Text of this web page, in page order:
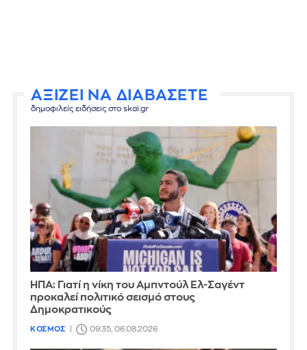
ΑΞΙΖΕΙ ΝΑ ΔΙΑΒΑΣΕΤΕ
δημοφιλείς ειδήσεις στο skai.gr
ΗΠΑ: Γιατί η νίκη του Αμπντούλ Ελ-Σαγέντ
προκαλεί πολιτικό σεισμό στους
Δημοκρατικούς
ΚΟΣΜΟΣ 09:35, 06.08.2026